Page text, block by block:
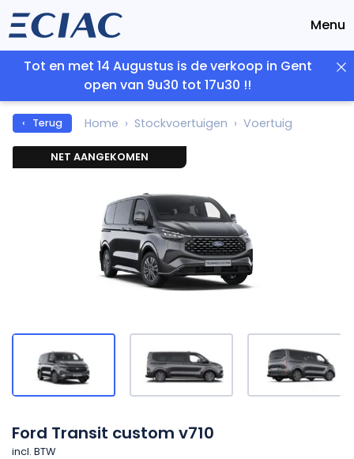
Menu
Tot en met 14 Augustus is de verkoop in Gent
open van 9u30 tot 17u30 !!
‹ Terug Home Stockvoertuigen Voertuig
NET AANGEKOMEN
Ford Transit custom v710
incl. BTW